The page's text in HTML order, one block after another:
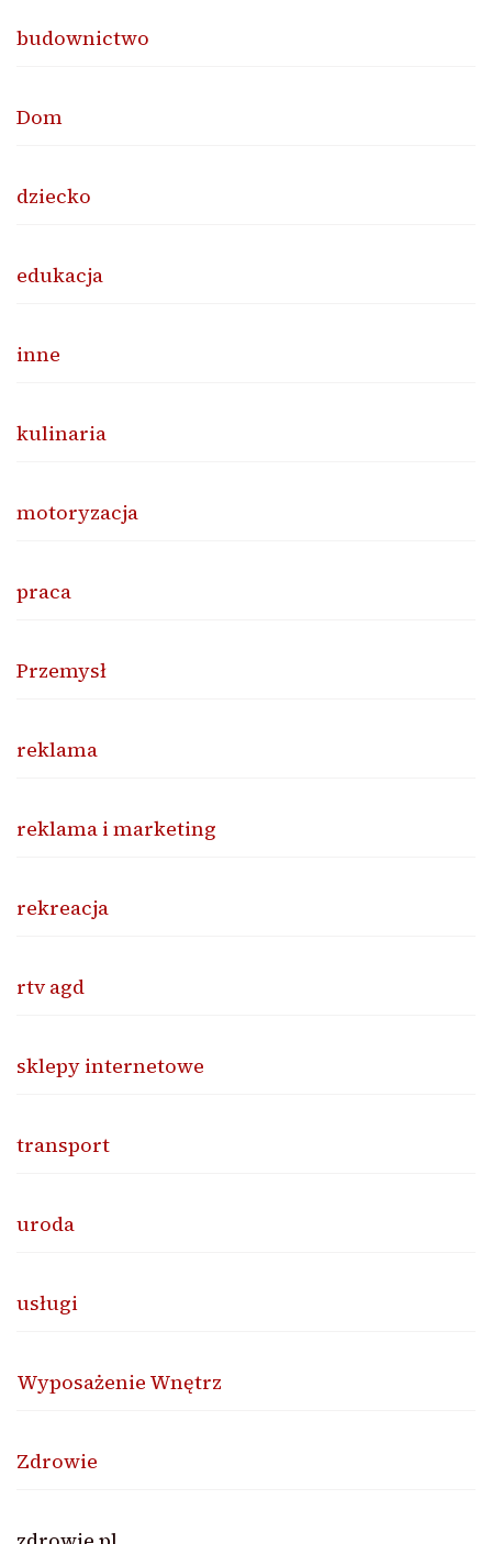
budownictwo
Dom
dziecko
edukacja
inne
kulinaria
motoryzacja
praca
Przemysł
reklama
reklama i marketing
rekreacja
rtv agd
sklepy internetowe
transport
uroda
usługi
Wyposażenie Wnętrz
Zdrowie